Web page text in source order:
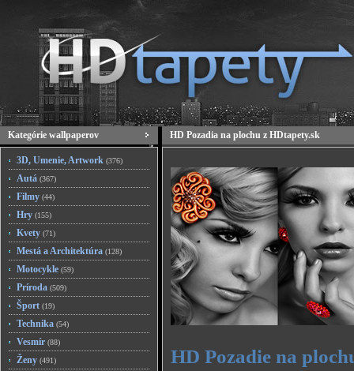
Kategórie wallpaperov
3D, Umenie, Artwork (376)
Autá (367)
Filmy (44)
Hry (155)
Kvety (71)
Mestá a Architektúra (128)
Motocykle (59)
Príroda (509)
Šport (19)
Technika (54)
Vesmír (88)
Ženy (491)
HD Pozadia na plochu z HDtapety.sk
HD Pozadie na